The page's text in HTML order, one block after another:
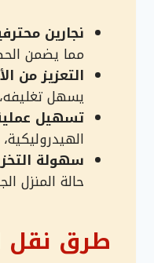
نجارين
مما يضمن
التعزيز من
يسهل تغليفه،
تسهيل
سهولة
حالة المنزل
طرق نقل